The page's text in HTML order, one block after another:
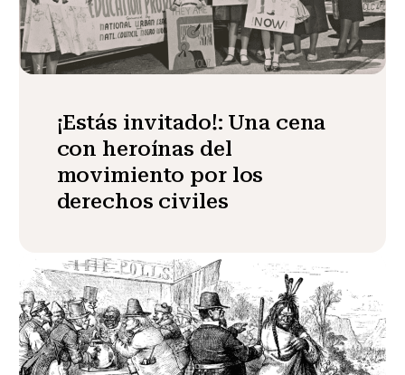
¡Estás invitado!: Una cena
con heroínas del
movimiento por los
derechos civiles